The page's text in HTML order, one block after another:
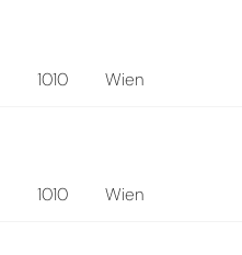
1010 Wien
1010 Wien